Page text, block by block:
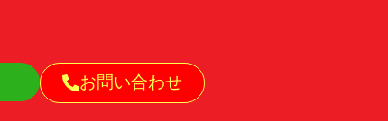
お問い合わせ